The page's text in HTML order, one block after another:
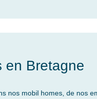
en Bretagne
nos mobil homes, de nos